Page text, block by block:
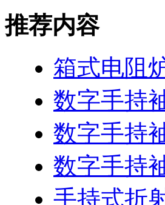
推荐内容
箱式电阻
数字手持
数字手持
数字手持
手持式折